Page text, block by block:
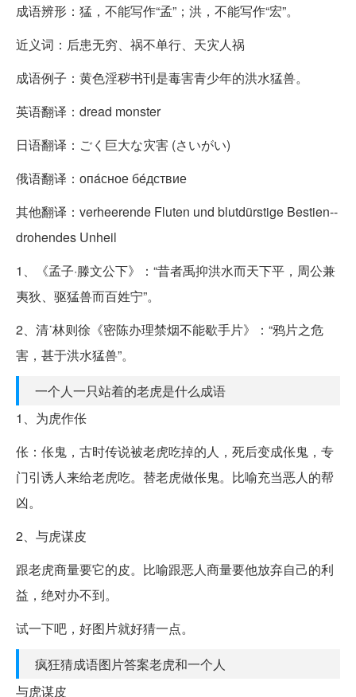
成语辨形：猛，不能写作“孟”；洪，不能写作“宏”。
近义词：后患无穷、祸不单行、天灾人祸
成语例子：黄色淫秽书刊是毒害青少年的洪水猛兽。
英语翻译：dread monster
日语翻译：ごく巨大な灾害 (さいがい)
俄语翻译：опáсное бéдствие
其他翻译：verheerende Fluten und blutdürstige Bestien--
drohendes Unheil
1、《孟子·滕文公下》：“昔者禹抑洪水而天下平，周公兼
夷狄、驱猛兽而百姓宁”。
2、清˙林则徐《密陈办理禁烟不能歇手片》：“鸦片之危
害，甚于洪水猛兽”。
一个人一只站着的老虎是什么成语
1、为虎作伥
伥：伥鬼，古时传说被老虎吃掉的人，死后变成伥鬼，专
门引诱人来给老虎吃。替老虎做伥鬼。比喻充当恶人的帮
凶。
2、与虎谋皮
跟老虎商量要它的皮。比喻跟恶人商量要他放弃自己的利
益，绝对办不到。
试一下吧，好图片就好猜一点。
疯狂猜成语图片答案老虎和一个人
与虎谋皮